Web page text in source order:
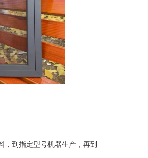
，到指定型号机器生产，再到